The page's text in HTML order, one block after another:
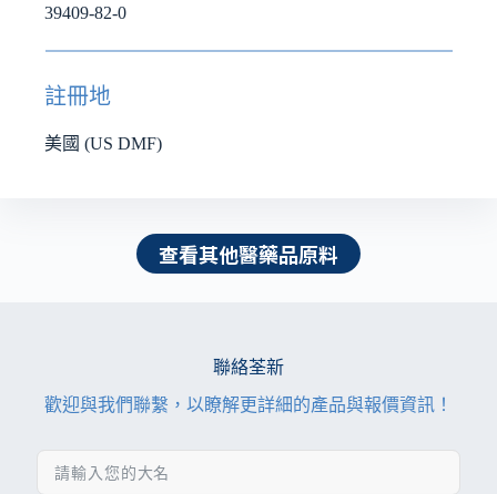
39409-82-0
註冊地
美國 (US DMF)
查看其他醫藥品原料
聯絡荃新
歡迎與我們聯繫，以瞭解更詳細的產品與報價資訊！